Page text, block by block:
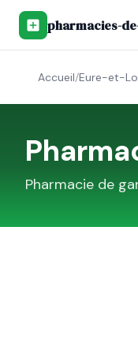
pharmacies-
Accueil/Eure-et-
Pharmacie de